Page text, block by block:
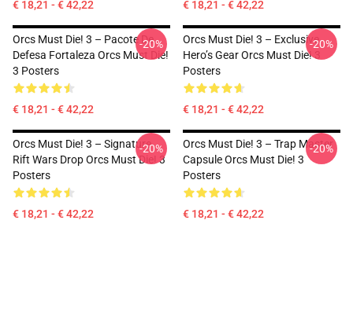
€ 18,21 - € 42,22 € 18,21 - € 42,22
Orcs Must Die! 3 – Pacote De
Defesa Fortaleza Orcs Must Die!
3 Posters
€ 18,21 - € 42,22
-20%
Orcs Must Die! 3 – Exclusive
Hero’s Gear Orcs Must Die! 3
Posters
€ 18,21 - € 42,22
-20%
Orcs Must Die! 3 – Signature
Rift Wars Drop Orcs Must Die! 3
Posters
€ 18,21 - € 42,22
-20%
Orcs Must Die! 3 – Trap Master
Capsule Orcs Must Die! 3
Posters
€ 18,21 - € 42,22
-20%